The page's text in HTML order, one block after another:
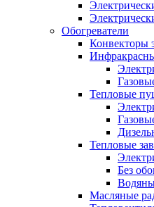
Обогреватели
Конвекторы
Тепловые
Тепловые
Без
Масляные